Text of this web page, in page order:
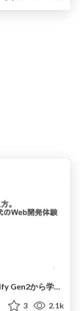
コードファーストの考え方。 Amplify Gen2から学ぶAWS次世代のWeb開発体験
3 2.1k